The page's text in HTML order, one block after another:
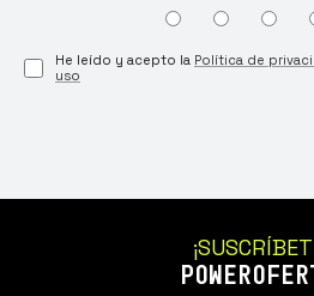
He leído y acepto la Política de
uso